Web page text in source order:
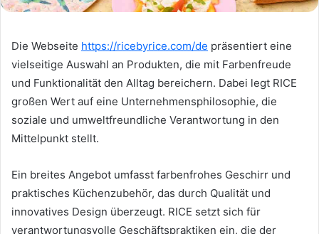
Die Webseite https://ricebyrice.com/de präsentiert eine
vielseitige Auswahl an Produkten, die mit Farbenfreude
und Funktionalität den Alltag bereichern. Dabei legt RICE
großen Wert auf eine Unternehmensphilosophie, die
soziale und umweltfreundliche Verantwortung in den
Mittelpunkt stellt.
Ein breites Angebot umfasst farbenfrohes Geschirr und
praktisches Küchenzubehör, das durch Qualität und
innovatives Design überzeugt. RICE setzt sich für
verantwortungsvolle Geschäftspraktiken ein, die der